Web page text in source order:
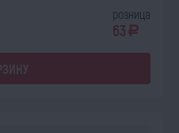
розница
63 a